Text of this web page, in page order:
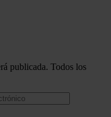
publicada. Todos los